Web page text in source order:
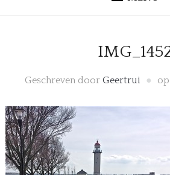
Geschreven door Geertrui op